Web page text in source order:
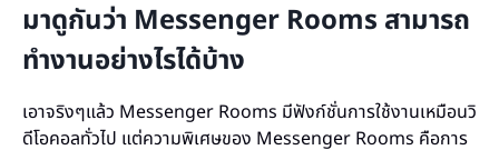
มาดูกันว่า Messenger Rooms สามารถ
ทำงานอย่างไรได้บ้าง
เอาจริงๆแล้ว Messenger Rooms มีฟังก์ชั่นการใช้งานเหมือนวิ
ดีโอคอลทั่วไป แต่ความพิเศษของ Messenger Rooms คือการ